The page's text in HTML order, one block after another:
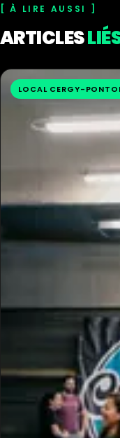
À LIRE AUSSI
ARTICLES
LOCAL CERGY-